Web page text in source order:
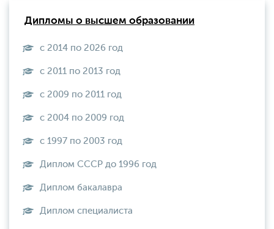
Дипломы о высшем образовании
с 2014 по 2026 год
с 2011 по 2013 год
с 2009 по 2011 год
с 2004 по 2009 год
с 1997 по 2003 год
Диплом СССР до 1996 год
Диплом бакалавра
Диплом специалиста